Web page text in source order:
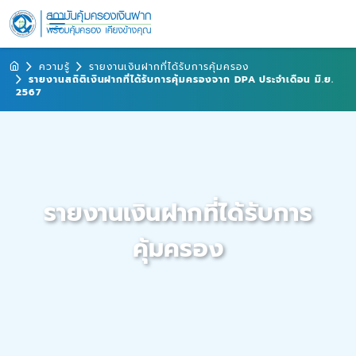
ความรู้
รายงานเงินฝากที่ได้รับการคุ้มครอง
รายงานสถิติเงินฝากที่ได้รับการคุ้มครองจาก DPA ประจำเดือน มิ.ย.
2567
รายงานเงินฝากที่ได้รับการ
คุ้มครอง